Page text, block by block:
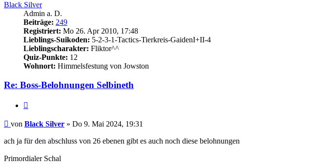
Black Silver
Admin a. D.
Beiträge: 249
Registriert: Mo 26. Apr 2010, 17:48
Lieblings-Suikoden: 5-2-3-1-Tactics-Tierkreis-GaidenI+II-4
Lieblingscharakter: Fliktor^^
Quiz-Punkte: 12
Wohnort: Himmelsfestung von Jowston
Re: Boss-Belohnungen Selbineth
Beitrag
von Black Silver » Do 9. Mai 2024, 19:31
ach ja für den abschluss von 26 ebenen gibt es auch noch diese belohnungen
Primordialer Schal